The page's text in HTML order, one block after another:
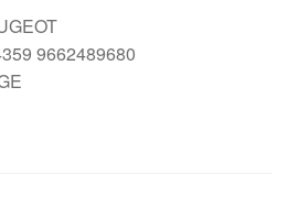
9662489680